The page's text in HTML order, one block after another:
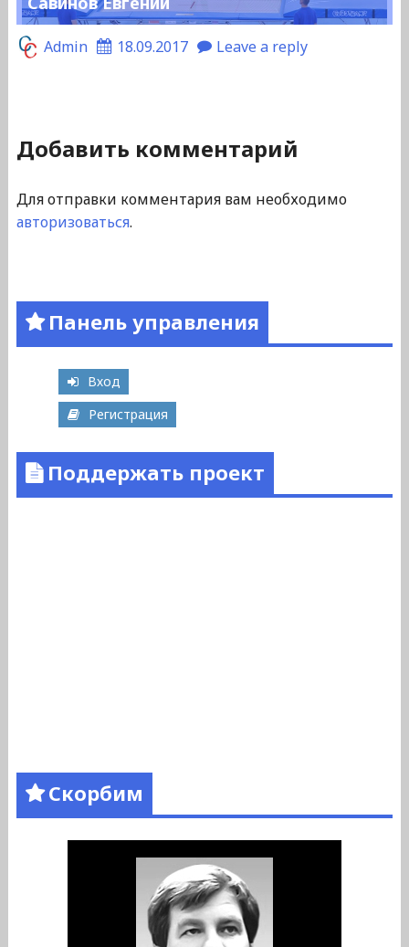
Admin 18.09.2017 Leave a reply
Добавить комментарий
Для отправки комментария вам необходимо
авторизоваться.
Панель управления
Вход
Регистрация
Поддержать проект
Скорбим